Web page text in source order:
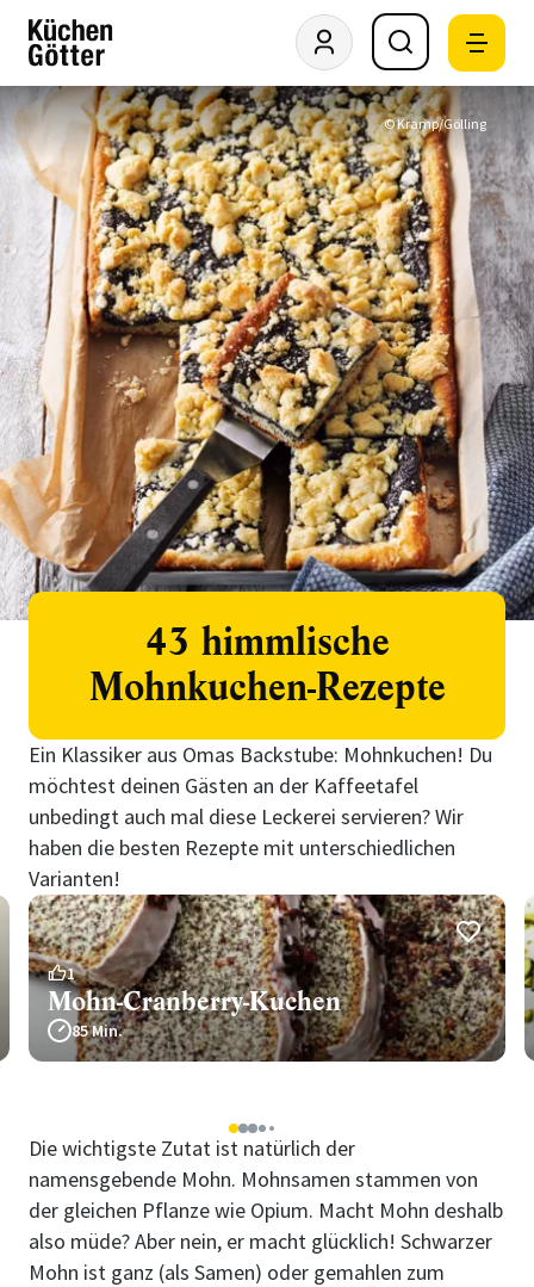
© Kramp/Gölling
43 himmlische
Mohnkuchen-Rezepte
Ein Klassiker aus Omas Backstube: Mohnkuchen! Du
möchtest deinen Gästen an der Kaffeetafel
unbedingt auch mal diese Leckerei servieren? Wir
haben die besten Rezepte mit unterschiedlichen
Varianten!
1
Mohn-Cranberry-Kuchen
85 Min.
1234 5
Die wichtigste Zutat ist natürlich der
namensgebende Mohn. Mohnsamen stammen von
der gleichen Pflanze wie Opium. Macht Mohn deshalb
also müde? Aber nein, er macht glücklich! Schwarzer
Mohn ist ganz (als Samen) oder gemahlen zum